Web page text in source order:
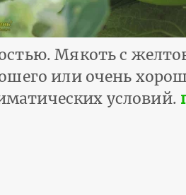
Мякоть с
или очень
условий.